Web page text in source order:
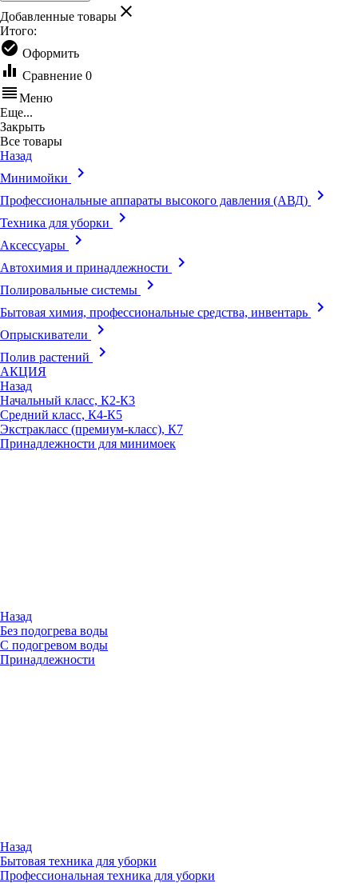
Добавленные товары clear
Итого:
check_circle Оформить
equalizer Сравнение 0
reorderМеню
Еще...
Закрыть
Все товары
Назад
Минимойки
keyboard_arrow_right
Профессиональные аппараты высокого давления (АВД) keyboard_arrow_right
Техника для уборки keyboard_arrow_right
Аксессуары keyboard_arrow_right
Автохимия и принадлежности keyboard_arrow_right
Полировальные системы keyboard_arrow_right
Бытовая химия, профессиональные средства, инвентарь keyboard_arrow_right
Опрыскиватели keyboard_arrow_right
Полив растений keyboard_arrow_right
АКЦИЯ
Назад
Начальный класс, К2-К3
Средний класс, К4-К5
Экстракласс (премиум-класс), К7
Принадлежности для минимоек
Назад
Без подогрева воды
С подогревом воды
Принадлежности
Назад
Бытовая техника для уборки
Профессиональная техника для уборки